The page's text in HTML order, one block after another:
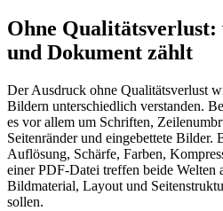
Ohne Qualitätsverlust:
und Dokument zählt
Der Ausdruck ohne Qualitätsverlust
Bildern unterschiedlich verstanden.
es vor allem um Schriften,
Seitenränder und eingebettete Bilder.
Auflösung, Schärfe, Farben,
einer PDF-Datei treffen beide Welten
Bildmaterial, Layout und
sollen.